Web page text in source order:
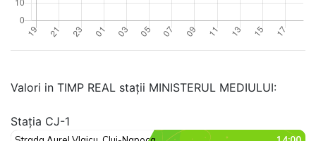
Valori in TIMP REAL stații MINISTERUL MEDIULUI:
Stația CJ-1